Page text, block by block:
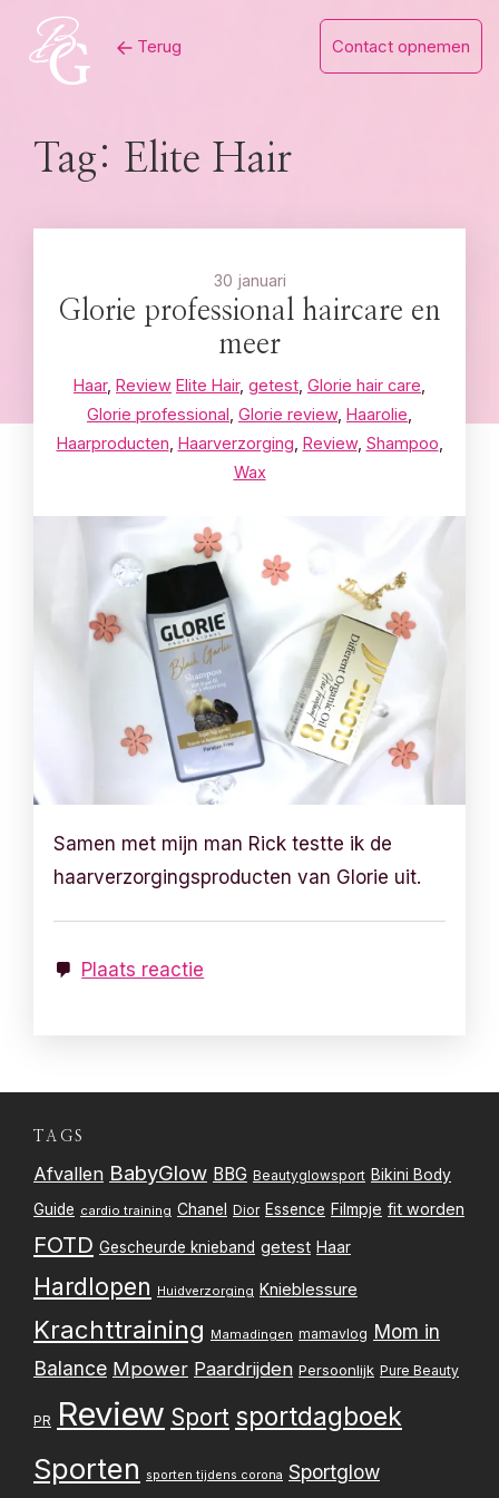
content
Terug Contact opnemen
Tag: Elite Hair
30 januari
Glorie professional haircare en
meer
Haar, Review Elite Hair, getest Glorie hair care
Glorie professional Glorie review, Haarolie
Haarproducten Haarverzorging Review, Shampoo
Wax
Samen met mijn man Rick testte ik de
haarverzorgingsproducten van Glorie uit.
Plaats reactie
TAGS
Afvallen BabyGlow BBG Beautyglowsport Bikini Body
Guide cardio training Chanel Dior Essence Filmpje fit worden
FOTD Gescheurde knieband getest Haar
Hardlopen Huidverzorging Knieblessure
Krachttraining Mamadingen mamavlog Mom in
Balance Mpower Paardrijden Persoonlijk Pure Beauty
PR Review Sport sportdagboek
Sporten sporten tijdens corona Sportglow